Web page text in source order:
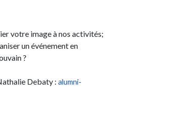
votre image à nos activités;
un événement en
?
Debaty : alumni-